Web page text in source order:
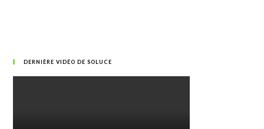
DERNIÈRE VIDÉO DE SOLUCE